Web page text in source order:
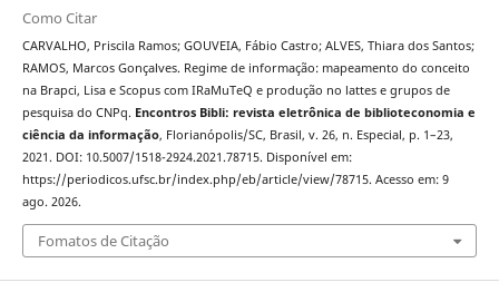
Como Citar
CARVALHO, Priscila Ramos; GOUVEIA, Fábio Castro; ALVES, Thiara dos Santos;
RAMOS, Marcos Gonçalves. Regime de informação: mapeamento do conceito
na Brapci, Lisa e Scopus com IRaMuTeQ e produção no lattes e grupos de
pesquisa do CNPq. Encontros Bibli: revista eletrônica de biblioteconomia e
ciência da informação, Florianópolis/SC, Brasil, v. 26, n. Especial, p. 1–23,
2021. DOI: 10.5007/1518-2924.2021.78715. Disponível em:
https://periodicos.ufsc.br/index.php/eb/article/view/78715. Acesso em: 9
ago. 2026.
Fomatos de Citação